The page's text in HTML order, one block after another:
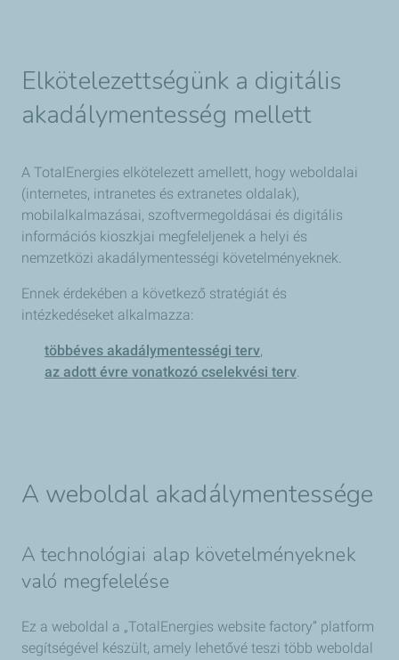
Elkötelezettségünk a digitális
akadálymentesség mellett
A TotalEnergies elkötelezett amellett, hogy weboldalai
(internetes, intranetes és extranetes oldalak),
mobilalkalmazásai, szoftvermegoldásai és digitális
információs kioszkjai megfeleljenek a helyi és
nemzetközi akadálymentességi követelményeknek.
Ennek érdekében a következő stratégiát és
intézkedéseket alkalmazza:
többéves akadálymentességi terv,
az adott évre vonatkozó cselekvési terv.
A weboldal akadálymentessége
A technológiai alap követelményeknek
való megfelelése
Ez a weboldal a „TotalEnergies website factory” platform
segítségével készült, amely lehetővé teszi több weboldal